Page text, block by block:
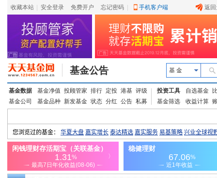
收藏本站 安全登录 免费开户 忘记密码 手机客户端 返
基金公告 基 金
基金数据 基金净值 投顾管家 排行 定投 港基 评级
基金公司
基金品种 新发基金 状态 分红 公告 私募
投资工具 自选基金
基金筛选
收益计算